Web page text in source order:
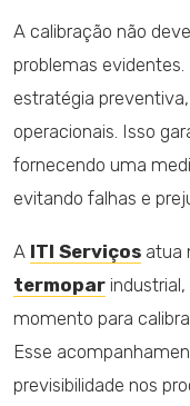
A calibração não
problemas
estratégia
operacionais. Isso
fornecendo uma
evitando falhas e
A ITI Serviços atua
termopar
momento para
Esse
previsibilidade nos